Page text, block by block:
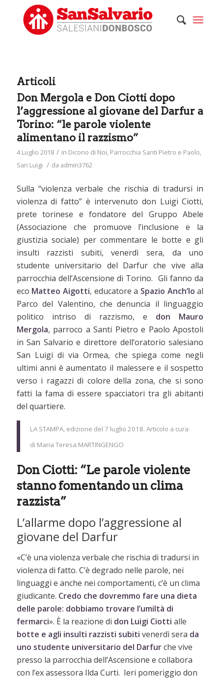
Articoli
Don Mergola e Don Ciotti dopo
l’aggressione al giovane del Darfur a
Torino: “le parole violente
alimentano il razzismo”
4 Luglio 2018 / in Dicono di Noi, Parrocchia Santi Pietro e Paolo,
San Luigi / da admin3762
Sulla “violenza verbale che rischia di tradursi in
violenza di fatto” è intervenuto don Luigi Ciotti,
prete torinese e fondatore del Gruppo Abele
(Associazione che promuove l’inclusione e la
giustizia sociale) per commentare le botte e gli
insulti razzisti subiti, venerdì sera, da uno
studente universitario del Darfur che vive alla
parrocchia dell’Ascensione di Torino. Gli fanno da
eco Matteo Aigotti, educatore a Spazio Anch’Io al
Parco del Valentino, che denuncia il linguaggio
politico intriso di razzismo, e don Mauro
Mergola, parroco a Santi Pietro e Paolo Apostoli
in San Salvario e direttore dell’oratorio salesiano
San Luigi di via Ormea, che spiega come negli
ultimi anni è aumentato il malessere e il sospetto
verso i ragazzi di colore della zona, che si sono
fatti la fama di essere spacciatori tra gli abitanti
del quartiere.
LA STAMPA, edizione del 7 luglio 2018. Articolo a cura
di Maria Teresa MARTINGENGO
Don Ciotti: “Le parole violente
stanno fomentando un clima
razzista”
L’allarme dopo l’aggressione al
giovane del Darfur
«C’è una violenza verbale che rischia di tradursi in
violenza di fatto. C’è degrado nelle parole, nei
linguaggi e anche nei comportamenti, c’è un clima
giudicante. Credo che dovremmo fare una dieta
delle parole: dobbiamo trovare l’umiltà di
fermarci». È la reazione di don Luigi Ciotti alle
botte e agli insulti razzisti subiti venerdì sera da
uno studente universitario del Darfurche vive
presso la parrocchia dell’Ascensione e collabora
con l’ex assessora Ilda Curti. Ieri pomeriggio don